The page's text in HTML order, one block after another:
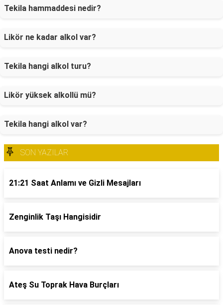
Tekila hammaddesi nedir?
Likör ne kadar alkol var?
Tekila hangi alkol turu?
Likör yüksek alkollü mü?
Tekila hangi alkol var?
SON YAZILAR
21:21 Saat Anlamı ve Gizli Mesajları
Zenginlik Taşı Hangisidir
Anova testi nedir?
Ateş Su Toprak Hava Burçları